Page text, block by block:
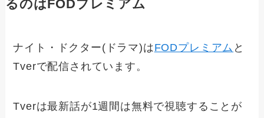
るのはFODプレミアム
ナイト・ドクター(ドラマ)はFODプレミアム と
Tverで配信されています。
Tverは最新話が1週間は無料で視聴することが